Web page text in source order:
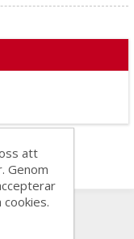
att
Genom